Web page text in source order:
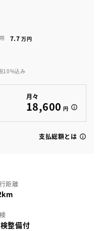
7.7
10%込み
月々
18,600 円
支払総額とは
距離
整備付